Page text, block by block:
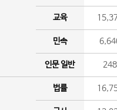
교육
민속
인문 일반 248
법률